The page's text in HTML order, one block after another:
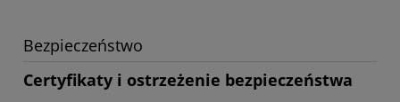
Bezpieczeństwo
Certyfikaty i ostrzeżenie bezpieczeństwa